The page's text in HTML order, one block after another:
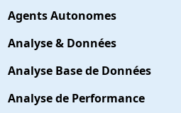
Agents Autonomes
Analyse & Données
Analyse Base de Données
Analyse de Performance